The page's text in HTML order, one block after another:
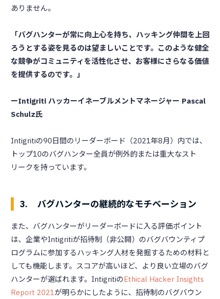
ありません。
「バグハンターが常に向上心を持ち、ハッキング仲間を上回
ろうとする姿を見るのは望ましいことです。このような健全
な競争がコミュニティを活性化させ、お客様にさらなる価値
を提供するのです。」
ーIntigriti ハッカーイネーブルメントマネージャー Pascal
Schulz氏
Intigritiの90日間のリーダーボード（2021年8月）内では、
トップ10のバグハンター全員が例外的または重大なスト
リークを持っています。
3. バグハンターの継続的なモチベーション
また、バグハンターがリーダーボードに入る評価ポイント
は、企業やIntigritiが招待制（非公開）のバグバウンティプ
ログラムに参加するハッキング人材を発掘するための材料と
しても機能します。スコアが高いほど、より良い立場のバグ
ハンターが選ばれます。IntigritiのEthical Hacker Insights
Report 2021が明らかにしたように、招待制のバグバウン